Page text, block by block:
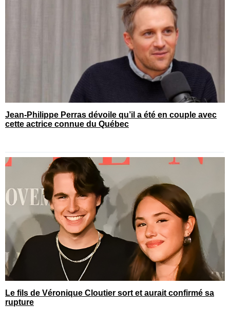
Jean-Philippe Perras dévoile qu’il a été en couple avec
cette actrice connue du Québec
Le fils de Véronique Cloutier sort et aurait confirmé sa
rupture